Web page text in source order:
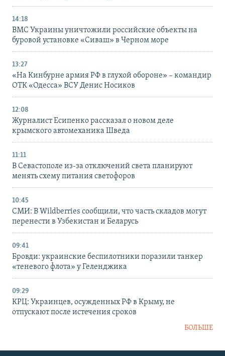
14:18
ВМС Украины уничтожили российские объекты на
буровой установке «Сиваш» в Черном море
13:27
«На Кинбурне армия РФ в глухой обороне» – командир
ОТК «Одесса» ВСУ Денис Носиков
12:08
Журналист Есипенко рассказал о новом деле
крымского автомеханика Шведа
11:11
В Севастополе из-за отключений света планируют
менять схему питания светофоров
10:45
СМИ: В Wildberries сообщили, что часть складов могут
перенести в Узбекистан и Беларусь
09:41
Бровди: украинские беспилотники поразили танкер
«теневого флота» у Геленджика
09:29
КРЦ: Украинцев, осужденных РФ в Крыму, не
отпускают после истечения сроков
БОЛЬШЕ